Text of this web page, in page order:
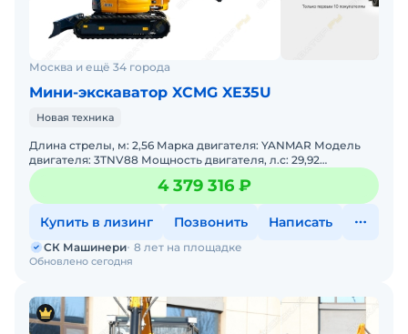
Москва и ещё 34 города
Мини-экскаватор XCMG XE35U
Новая техника
Длина стрелы, м: 2,56 Марка двигателя: YANMAR Модель
двигателя: 3TNV88 Мощность двигателя, л.с: 29,92
4 379 316 ₽
Купить в лизинг Позвонить Написать
Обновлено сегодня
СК Машинери 8 лет на площадке